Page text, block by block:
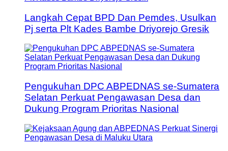
Langkah Cepat BPD Dan Pemdes, Usulkan
Pj serta Plt Kades Bambe Driyorejo Gresik
Pengukuhan DPC ABPEDNAS se-Sumatera
Selatan Perkuat Pengawasan Desa dan
Dukung Program Prioritas Nasional